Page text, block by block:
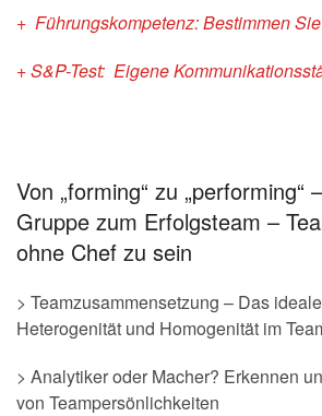
+ Führungskompetenz: Bestimmen
+ S&P-Test: Eigene
Von „forming“ zu „performing“
Gruppe zum Erfolgsteam –
ohne Chef zu sein
> Teamzusammensetzung – Das
Heterogenität und Homogenität im
> Analytiker oder Macher? Erkennen
von Teampersönlichkeiten